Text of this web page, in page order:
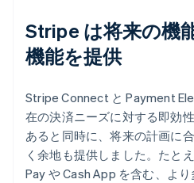
Stripe は将来の機
機能を提供
Stripe Connect と Payment
在の決済ニーズに対する即効
あると同時に、将来の計画に
く余地も提供しました。たと
Pay や Cash App を含む、よ